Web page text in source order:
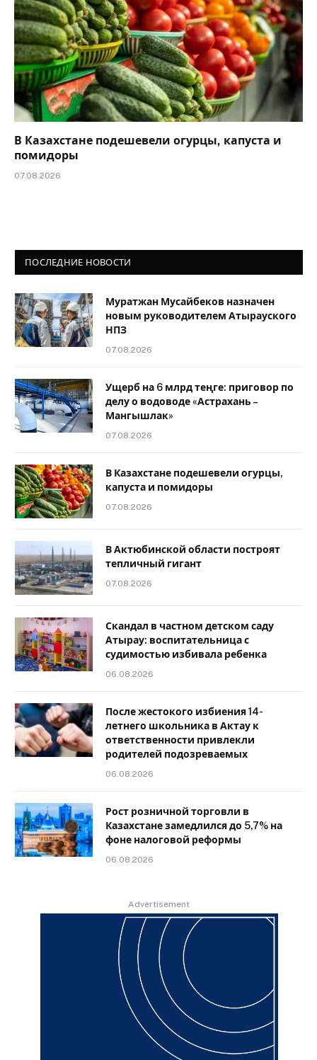
В Казахстане подешевели огурцы, капуста и
помидоры
07.08.2026
ПОСЛЕДНИЕ НОВОСТИ
Муратжан Мусайбеков назначен
новым руководителем Атырауского
НПЗ
07.08.2026
Ущерб на 6 млрд теңге: приговор по
делу о водоводе «Астрахань –
Мангышлак»
07.08.2026
В Казахстане подешевели огурцы,
капуста и помидоры
07.08.2026
В Актюбинской области построят
тепличный гигант
07.08.2026
Скандал в частном детском саду
Атырау: воспитательница с
судимостью избивала ребенка
06.08.2026
После жестокого избиения 14-
летнего школьника в Актау к
ответственности привлекли
родителей подозреваемых
06.08.2026
Рост розничной торговли в
Казахстане замедлился до 5,7% на
фоне налоговой реформы
06.08.2026
Advertisement